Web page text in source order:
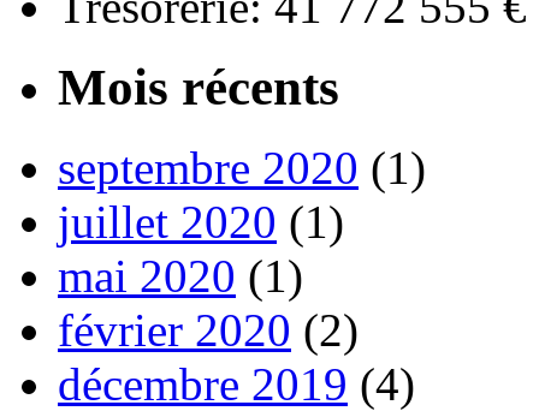
Mois récents
septembre 2020 (1)
juillet 2020 (1)
mai 2020 (1)
février 2020 (2)
décembre 2019 (4)